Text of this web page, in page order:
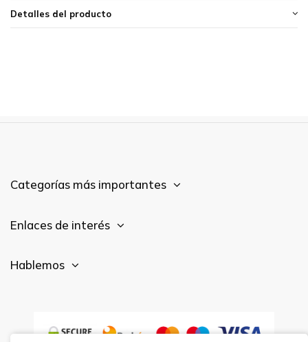
Detalles del producto
Categorías más importantes
Enlaces de interés
Hablemos